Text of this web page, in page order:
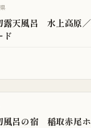
露天風呂 水上高原
ド
呂の宿 稲取赤尾